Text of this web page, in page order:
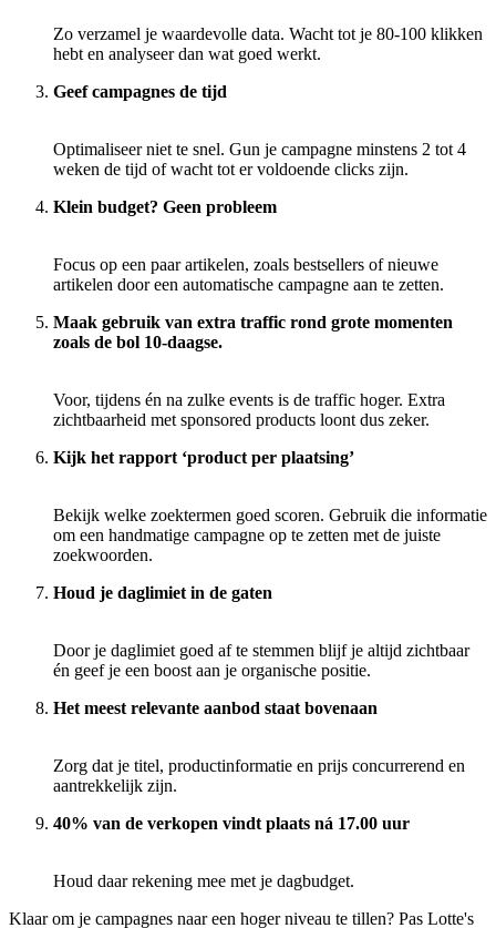
Zo verzamel je waardevolle data. Wacht tot je 80-100 klikken
hebt en analyseer dan wat goed werkt.
Geef campagnes de tijd
Optimaliseer niet te snel. Gun je campagne minstens 2 tot 4
weken de tijd of wacht tot er voldoende clicks zijn.
Klein budget? Geen probleem
Focus op een paar artikelen, zoals bestsellers of nieuwe
artikelen door een automatische campagne aan te zetten.
Maak gebruik van extra traffic rond grote momenten
zoals de bol 10-daagse.
Voor, tijdens én na zulke events is de traffic hoger. Extra
zichtbaarheid met sponsored products loont dus zeker.
Kijk het rapport ‘product per plaatsing’
Bekijk welke zoektermen goed scoren. Gebruik die informatie
om een handmatige campagne op te zetten met de juiste
zoekwoorden.
Houd je daglimiet in de gaten
Door je daglimiet goed af te stemmen blijf je altijd zichtbaar
én geef je een boost aan je organische positie.
Het meest relevante aanbod staat bovenaan
Zorg dat je titel, productinformatie en prijs concurrerend en
aantrekkelijk zijn.
40% van de verkopen vindt plaats ná 17.00 uur
Houd daar rekening mee met je dagbudget.
Klaar om je campagnes naar een hoger niveau te tillen? Pas Lotte's